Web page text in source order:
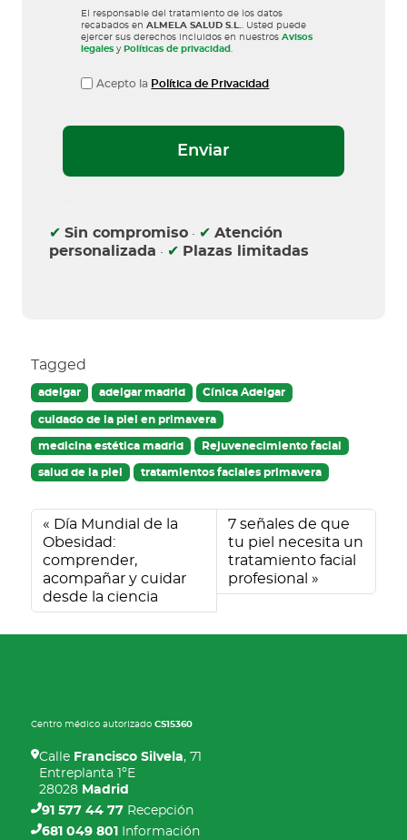
t
o
ri
)
o
ri
o
El responsable del tratamiento de los datos
recabados enALMELA SALUD S.L.
. Usted puede
ejercer sus derechos incluidos en nuestrosAvisos
legales y Políticas de privacidad
P
o
i
ó
a
t
o
s
(
O
b
i
g
o
r
Acepto la Política de Privacidad
✔ Sin compromiso · ✔Atención
personalizada · ✔ Plazas limitadas
Tagged
adelgar adelgar madrid Cínica Adelgar
cuidado de la piel en primavera
medicina estética madrid Rejuvenecimiento facial
salud de la piel tratamientos faciales primavera
Día Mundial de la
Obesidad:
comprender,
acompañar y cuidar
desde la ciencia
7 señales de que
tu piel necesita un
tratamiento facial
profesional
Centro médico autorizadoCS15360
Calle Francisco Silvela, 71
Entreplanta 1ºE
28028 Madrid
91 577 44 77 Recepción
681 049 801
Información